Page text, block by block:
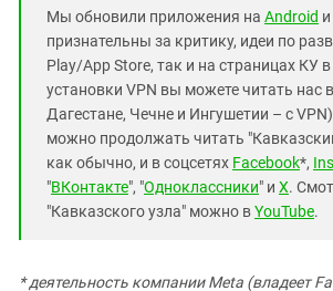
Мы обновили приложения на Android и
признательны за критику, идеи по
Play/App Store, так и на страницах КУ в
установки VPN вы можете читать нас в
Дагестане, Чечне и Ингушетии – с
можно продолжать читать
как обычно, и в соцсетях Facebook*,
"ВКонтакте", "Одноклассники" и X.
"Кавказского узла" можно вYouTube.
* деятельность компании Meta (владеет